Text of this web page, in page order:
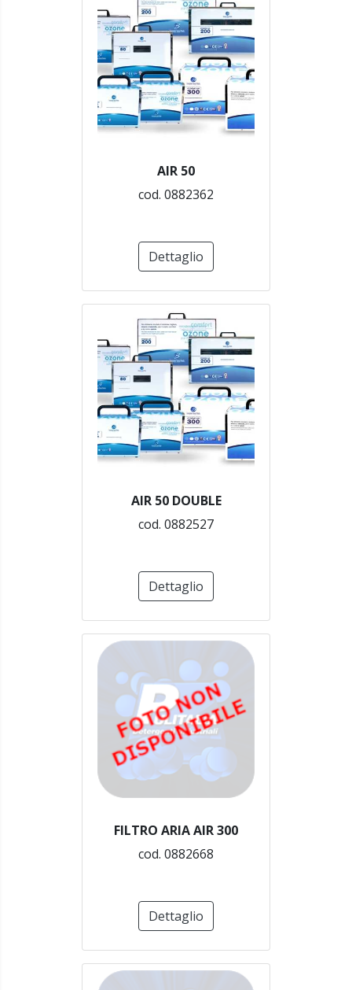
AIR 50
cod. 0882362
Dettaglio
AIR 50 DOUBLE
cod. 0882527
Dettaglio
FILTRO ARIA AIR 300
cod. 0882668
Dettaglio